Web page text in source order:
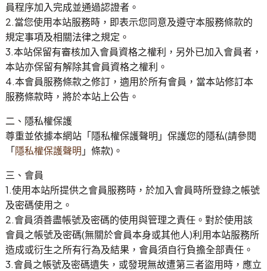
員程序加入完成並通過認證者。
2.當您使用本站服務時，即表示您同意及遵守本服務條款的
規定事項及相關法律之規定。
3.本站保留有審核加入會員資格之權利，另外已加入會員者，
本站亦保留有解除其會員資格之權利。
4.本會員服務條款之修訂，適用於所有會員，當本站修訂本
服務條款時，將於本站上公告。
二、隱私權保護
尊重並依據本網站「隱私權保護聲明」保護您的隱私(請參閱
「隱私權保護聲明 」條款)。
三、會員
1.使用本站所提供之會員服務時，於加入會員時所登錄之帳號
及密碼使用之。
2.會員須善盡帳號及密碼的使用與管理之責任。對於使用該
會員之帳號及密碼(無關於會員本身或其他人)利用本站服務所
造成或衍生之所有行為及結果，會員須自行負擔全部責任。
3.會員之帳號及密碼遺失，或發現無故遭第三者盜用時，應立